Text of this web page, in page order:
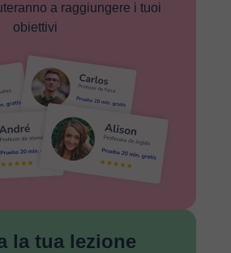
a raggiungere i tuoi
obiettivi
la tua lezione